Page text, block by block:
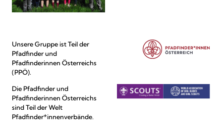
Unsere Gruppe ist Teil der
Pfadfinder und
Pfadfinderinnen Österreichs
(PPÖ).
Die Pfadfinder und
Pfadfinderinnen Österreichs
sind Teil der Welt
Pfadfinder*innenverbände.